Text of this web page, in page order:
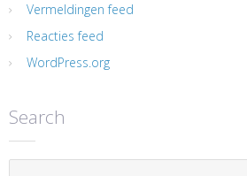
Vermeldingen feed
Reacties feed
WordPress.org
Search